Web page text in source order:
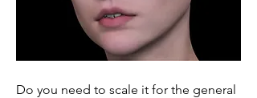
Do you need to scale it for the general